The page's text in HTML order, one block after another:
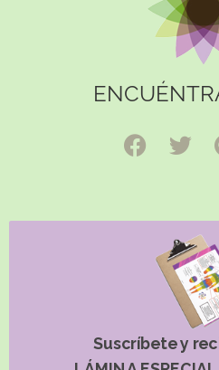
Suscríbete y